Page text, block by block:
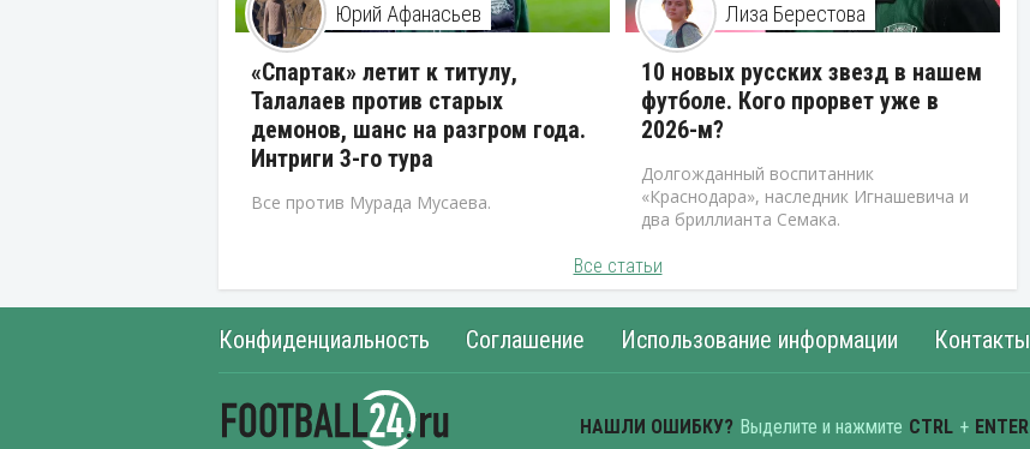
Юрий Афанасьев
«Спартак» летит к титулу,
Талалаев против старых
демонов, шанс на разгром года.
Интриги 3-го тура
Все против Мурада Мусаева.
Лиза Берестова
10 новых русских звезд в нашем
футболе. Кого прорвет уже в
2026-м?
Долгожданный воспитанник
«Краснодара», наследник Игнашевича и
два бриллианта Семака.
Все статьи
Конфиденциальность Соглашение Использование информации Контакты